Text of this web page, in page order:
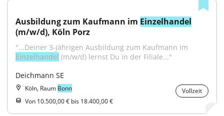
Ausbildung zum Kaufmann im Einzelhandel
(m/w/d), Köln Porz
Einzelhandel (m/w/d) lernst Du in der Filiale..."
Deichmann SE
Köln, Raum Bonn
Vollzeit
Von 10.500,00 € bis 18.400,00 €